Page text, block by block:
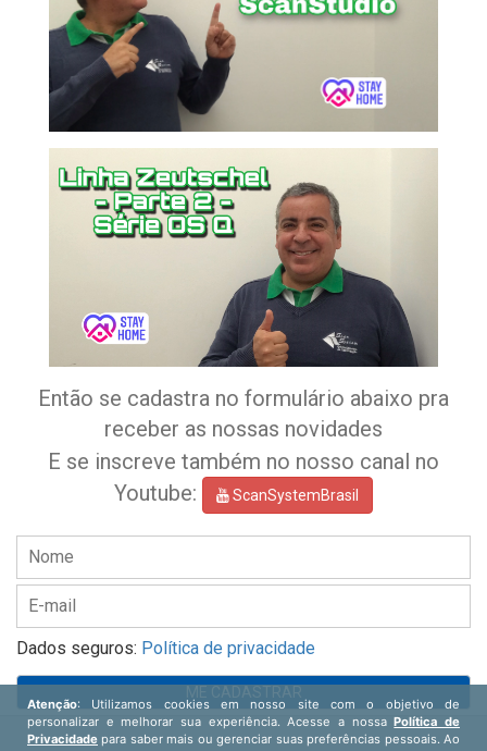
Então se cadastra no formulário abaixo pra
receber as nossas novidades
E se inscreve também no nosso canal no
Youtube:
ScanSystemBrasil
Dados seguros: Política de privacidade